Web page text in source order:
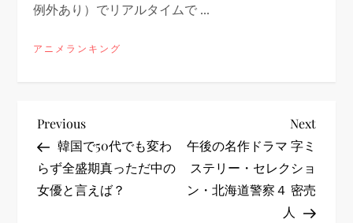
例外あり）でリアルタイムで ...
アニメランキング
投
稿
ナ
Previous
Post
Previous
韓国で50代でも変わ
らず全盛期真っただ中の
女優と言えば？
Next
Next
午後の名作ドラマ 字ミ
ステリー・セレクショ
ン・北海道警察４ 密売
人